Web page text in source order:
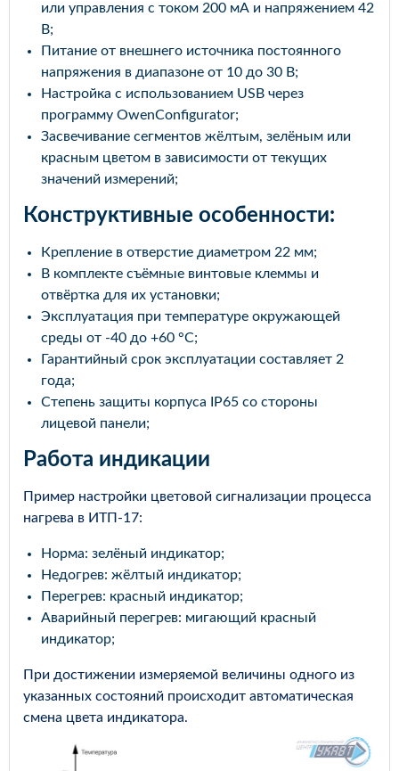
или управления с током 200 мА и напряжением 42
В;
Питание от внешнего источника постоянного
напряжения в диапазоне от 10 до 30 В;
Настройка с использованием USB через
программу OwenConfigurator;
Засвечивание сегментов жёлтым, зелёным или
красным цветом в зависимости от текущих
значений измерений;
Конструктивные особенности:
Крепление в отверстие диаметром 22 мм;
В комплекте съёмные винтовые клеммы и
отвёртка для их установки;
Эксплуатация при температуре окружающей
среды от -40 до +60 °C;
Гарантийный срок эксплуатации составляет 2
года;
Степень защиты корпуса IP65 со стороны
лицевой панели;
Работа индикации
Пример настройки цветовой сигнализации процесса
нагрева в ИТП-17:
Норма: зелёный индикатор;
Недогрев: жёлтый индикатор;
Перегрев: красный индикатор;
Аварийный перегрев: мигающий красный
индикатор;
При достижении измеряемой величины одного из
указанных состояний происходит автоматическая
смена цвета индикатора.